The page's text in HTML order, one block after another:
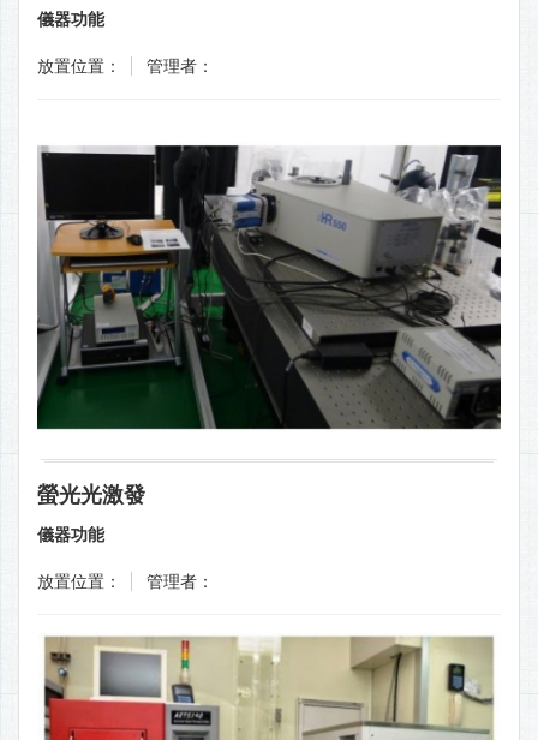
儀器功能
放置位置： 管理者：
螢光光激發
儀器功能
放置位置： 管理者：